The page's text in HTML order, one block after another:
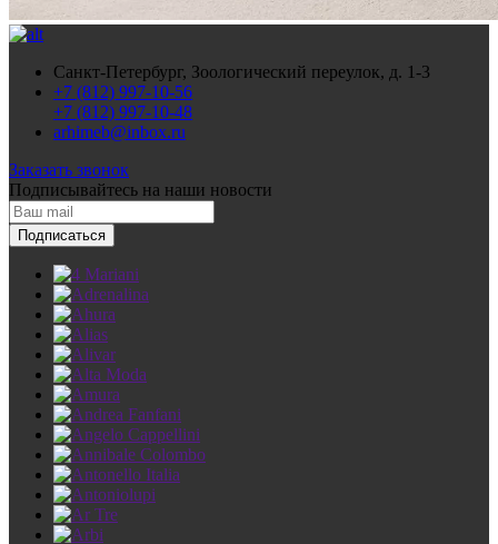
Санкт-Петербург, Зоологический переулок, д. 1-3
+7 (812) 997-10-56
+7 (812) 997-10-48
arhimeb@inbox.ru
Заказать звонок
Подписывайтесь на наши новости